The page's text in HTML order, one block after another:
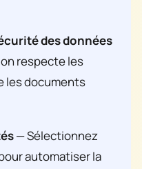
des données
respecte les
les documents
— Sélectionnez
automatiser la